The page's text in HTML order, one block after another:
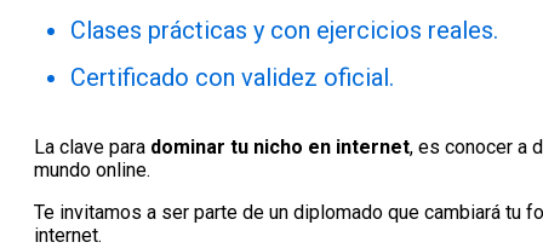
Clases prácticas y con ejercicios reales.
Certificado con validez oficial.
La clave para dominar tu nicho en internet, es conocer a
mundo online.
Te invitamos a ser parte de un diplomado que cambiará tu
internet.